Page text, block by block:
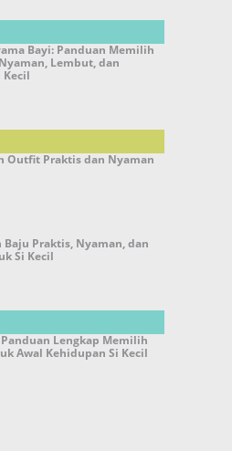
Bayi: Panduan Memilih
Lembut, dan
Outfit Praktis dan Nyaman
Praktis, Nyaman, dan
Si Kecil
Lengkap Memilih
Awal Kehidupan Si Kecil